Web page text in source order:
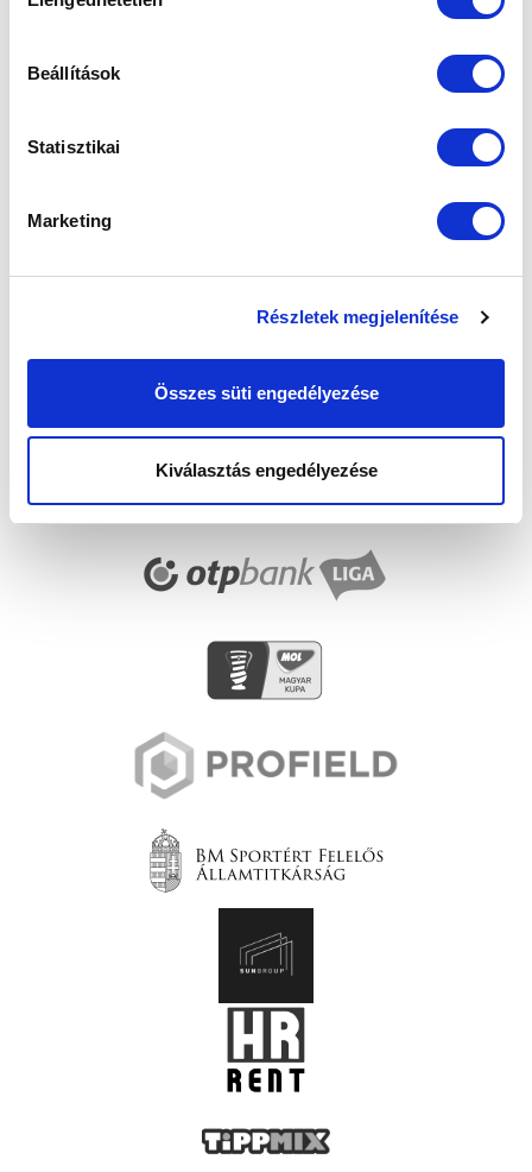
Beállítások
Statisztikai
Marketing
Részletek megjelenítése
Összes süti engedélyezése
Kiválasztás engedélyezése
SZPONZOROK